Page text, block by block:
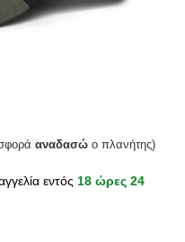
αναδασώ ο πλανήτης)
εντός 18 ώρες 24